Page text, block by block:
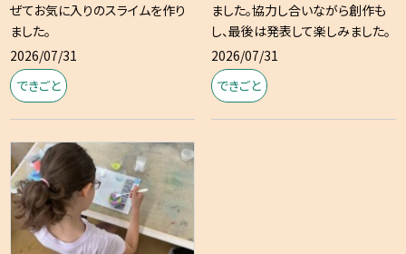
ぜてお気に入りのスライムを作り
ました。
2026/07/31
できごと
ました。協力し合いながら創作も
し、最後は発表して楽しみました。
2026/07/31
できごと